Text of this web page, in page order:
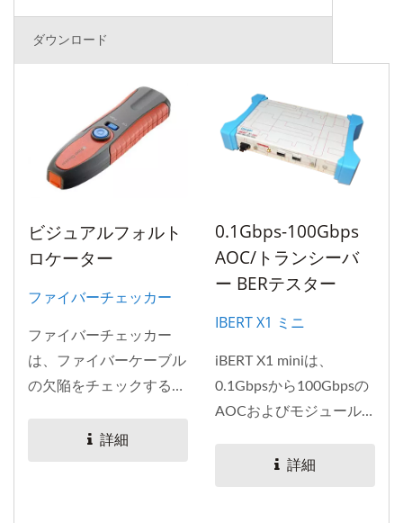
ダウンロード
ビジュアルフォルト
ロケーター
ファイバーチェッカー
ファイバーチェッカー
は、ファイバーケーブル
の欠陥をチェックするた
です。ファイバーオプテ
詳細
0.1Gbps-100Gbps
AOC/トランシーバ
ー BERテスター
IBERT X1 ミニ
iBERT X1 miniは、
0.1Gbpsから100Gbpsの
AOCおよびモジュール
スター（BERT）です。...
詳細